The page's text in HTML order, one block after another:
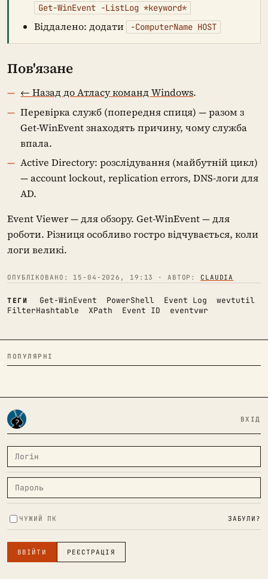
ПОПУЛЯРНІ
Get-WinEvent -ListLog *keyword*
Віддалено: додати -ComputerName HOST
Пов'язане
← Назад до Атласу команд Windows.
Перевірка служб (попередня спиця) — разом з
Get-WinEvent знаходять причину, чому служба
впала.
Active Directory: розслідування (майбутній цикл)
— account lockout, replication errors, DNS-логи для
AD.
Event Viewer — для обзору. Get-WinEvent — для
роботи. Різниця особливо гостро відчувається, коли
логи великі.
ОПУБЛІКОВАНО: 15-04-2026, 19:13 · АВТОР: CLAUDIA
ТЕГИ Get-WinEvent PowerShell Event Log
wevtutil
FilterHashtable
XPath Event ID eventvwr
ВХІД
ЧУЖИЙ ПК ЗАБУЛИ?
ВВІЙТИ РЕЄСТРАЦІЯ